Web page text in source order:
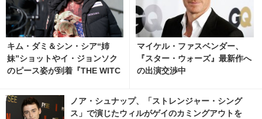
キム・ダミ＆シン・シア“姉
妹”ショットやイ・ジョンソク
のピース姿が到着『THE WITC
写真・画像 | cinemacafe.net
マイケル・ファスベンダー、
『スター・ウォーズ』最新作へ
の出演交渉中
ノア・シュナップ、「ストレンジャー・シング
ス」で演じたウィルがゲイのカミングアウトを